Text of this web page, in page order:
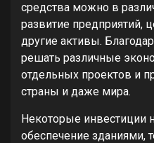
средства можно в
развитие предприятий,
другие активы.
решать различные
отдельных проектов и
страны и даже мира.
Некоторые инвестиции
обеспечение зданиями,